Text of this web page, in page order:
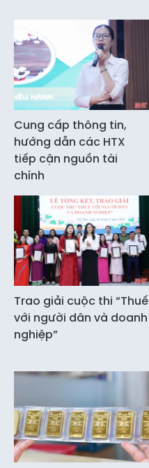
Cung cấp thông tin,
hướng dẫn các HTX
tiếp cận nguồn tài
chính
Trao giải cuộc thi “Thuế
với người dân và doanh
nghiệp”